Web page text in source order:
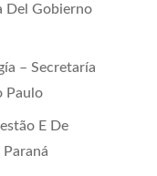
Del Gobierno
– Secretaría
Paulo
E De